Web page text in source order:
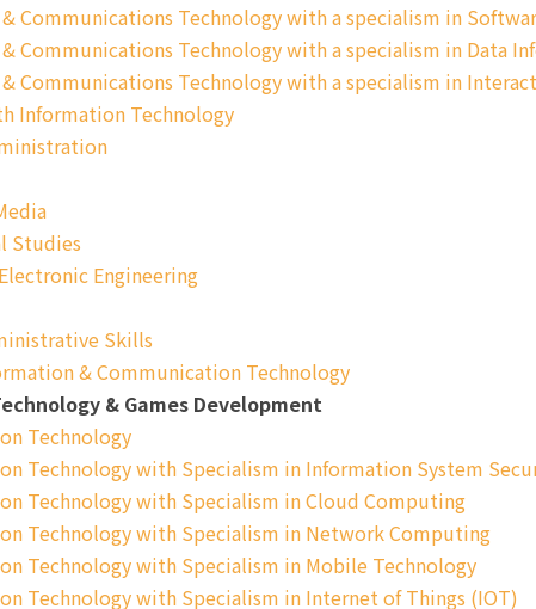
Communications Technology with a specialism in
Communications Technology with a specialism in Data
Communications Technology with a specialism in
Information Technology
Studies
Engineering
Skills
& Communication Technology
& Games Development
Technology
Technology with Specialism in Information System
Technology with Specialism in Cloud Computing
Technology with Specialism in Network Computing
Technology with Specialism in Mobile Technology
Technology with Specialism in Internet of Things (IOT)